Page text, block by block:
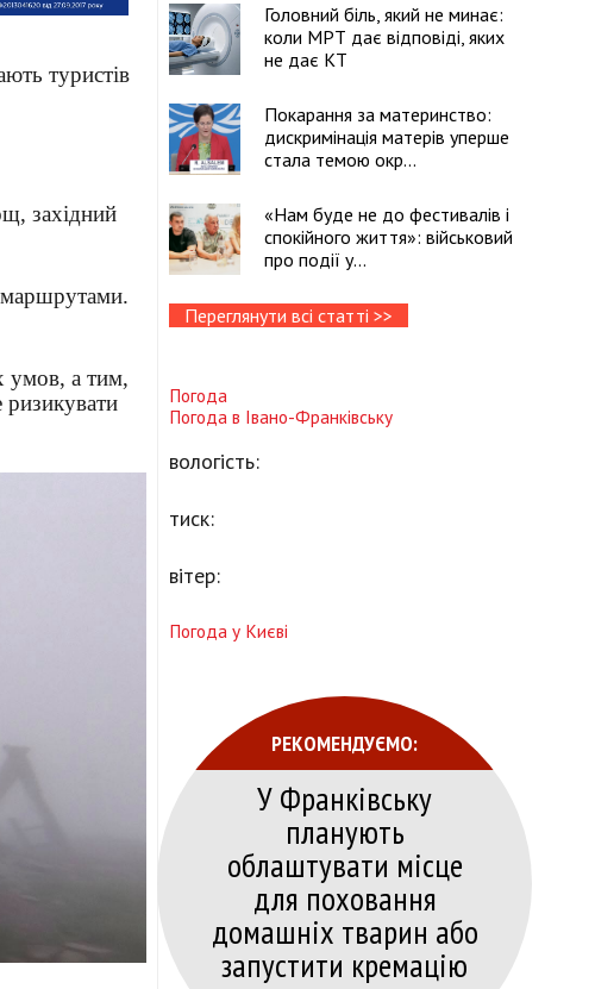
туристів
західний
маршрутами.
умов, а тим,
Головний біль, який не минає:
коли МРТ дає відповіді, яких
не дає КТ
Покарання за материнство:
дискримінація матерів уперше
стала темою окр...
«Нам буде не до фестивалів і
спокійного життя»: військовий
про події у...
Переглянути всі статті >>
Погода
Погода в Івано-Франківську
вологість:
тиск:
вітер:
Погода у Києві
РЕКОМЕНДУЄМО:
У Франківську
планують
облаштувати місце
для поховання
домашніх тварин або
запустити кремацію